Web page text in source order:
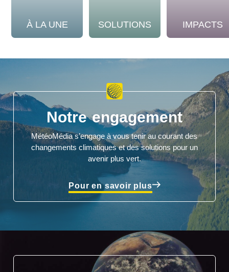
À LA UNE SOLUTIONS IMPACTS
Notre engagement
MétéoMédia s’engage à vous tenir au courant des
changements climatiques et des solutions pour un
avenir plus vert.
Pour en savoir plus